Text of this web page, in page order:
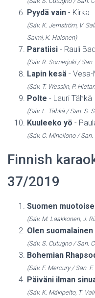
Pyydä vain - Kirka
(Säv. K. Jernström, V.
Salmi, K. Halonen)
Paratiisi - Rauli
(Säv. R. Somerjoki /
Lapin kesä -
(Säv. T. Wesslin, P.
Polte - Lauri Tähkä
(Säv. L. Tähkä / San. S.
Kuuleeko yö -
(Säv. C. Minellono / San.
Finnish
37/2019
Suomen
(Säv. M. Laakkonen, J.
Olen suomalainen
(Säv. S. Cutugno / San.
Bohemian
(Säv. F. Mercury / San.
Päiväni ilman
(Säv. K. Mäkipelto, T.